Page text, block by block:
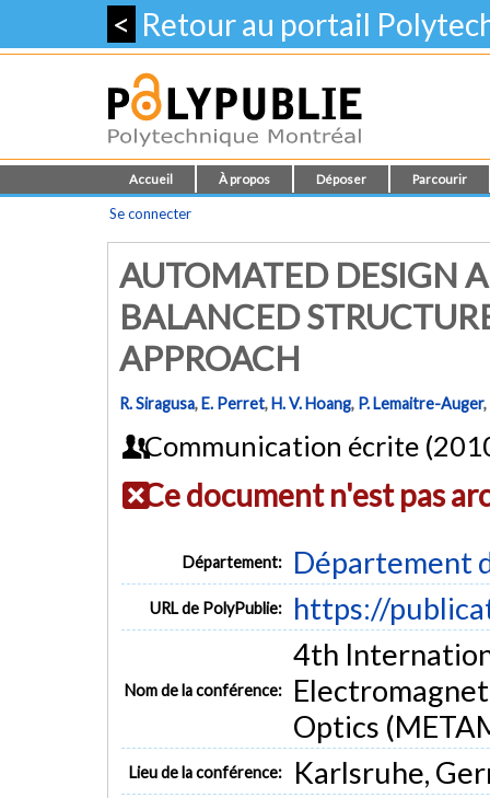
< Retour au portail
Accueil À propos Déposer Parcourir
Se connecter
AUTOMATED DESIGN
BALANCED
APPROACH
R. Siragusa,E. Perret,H. V. Hoang, P. Lemaitre-Auger,
Communication écrite
Ce document n'est pas
Département: Département
URL de PolyPublie: https://
Nom de la conférence:
4th
Optics
Lieu de la conférence: Karlsruhe,